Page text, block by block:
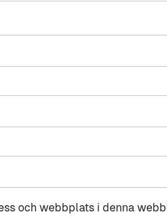
och webbplats i denna